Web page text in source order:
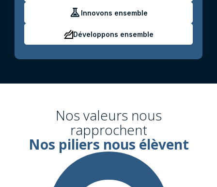
experiment Innovons ensemble
Développons ensemble
Nos valeurs nous
rapprochent
Nos piliers nous élèvent